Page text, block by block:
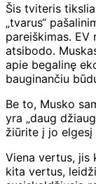
Šis tviteris
„tvarus“
pareiškimas.
atsibodo.
apie begalinę
bauginančiu
Be to, Musko
yra „daug
žiūrite į jo
Viena vertus, jis
kita vertus,